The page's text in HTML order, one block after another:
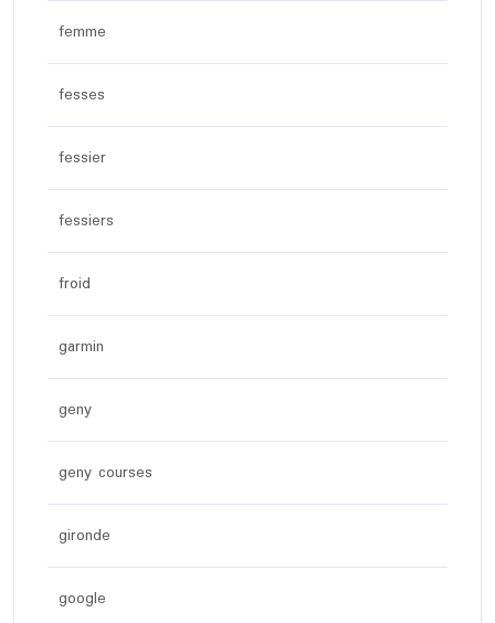
femme
fesses
fessier
fessiers
froid
garmin
geny
geny courses
gironde
google